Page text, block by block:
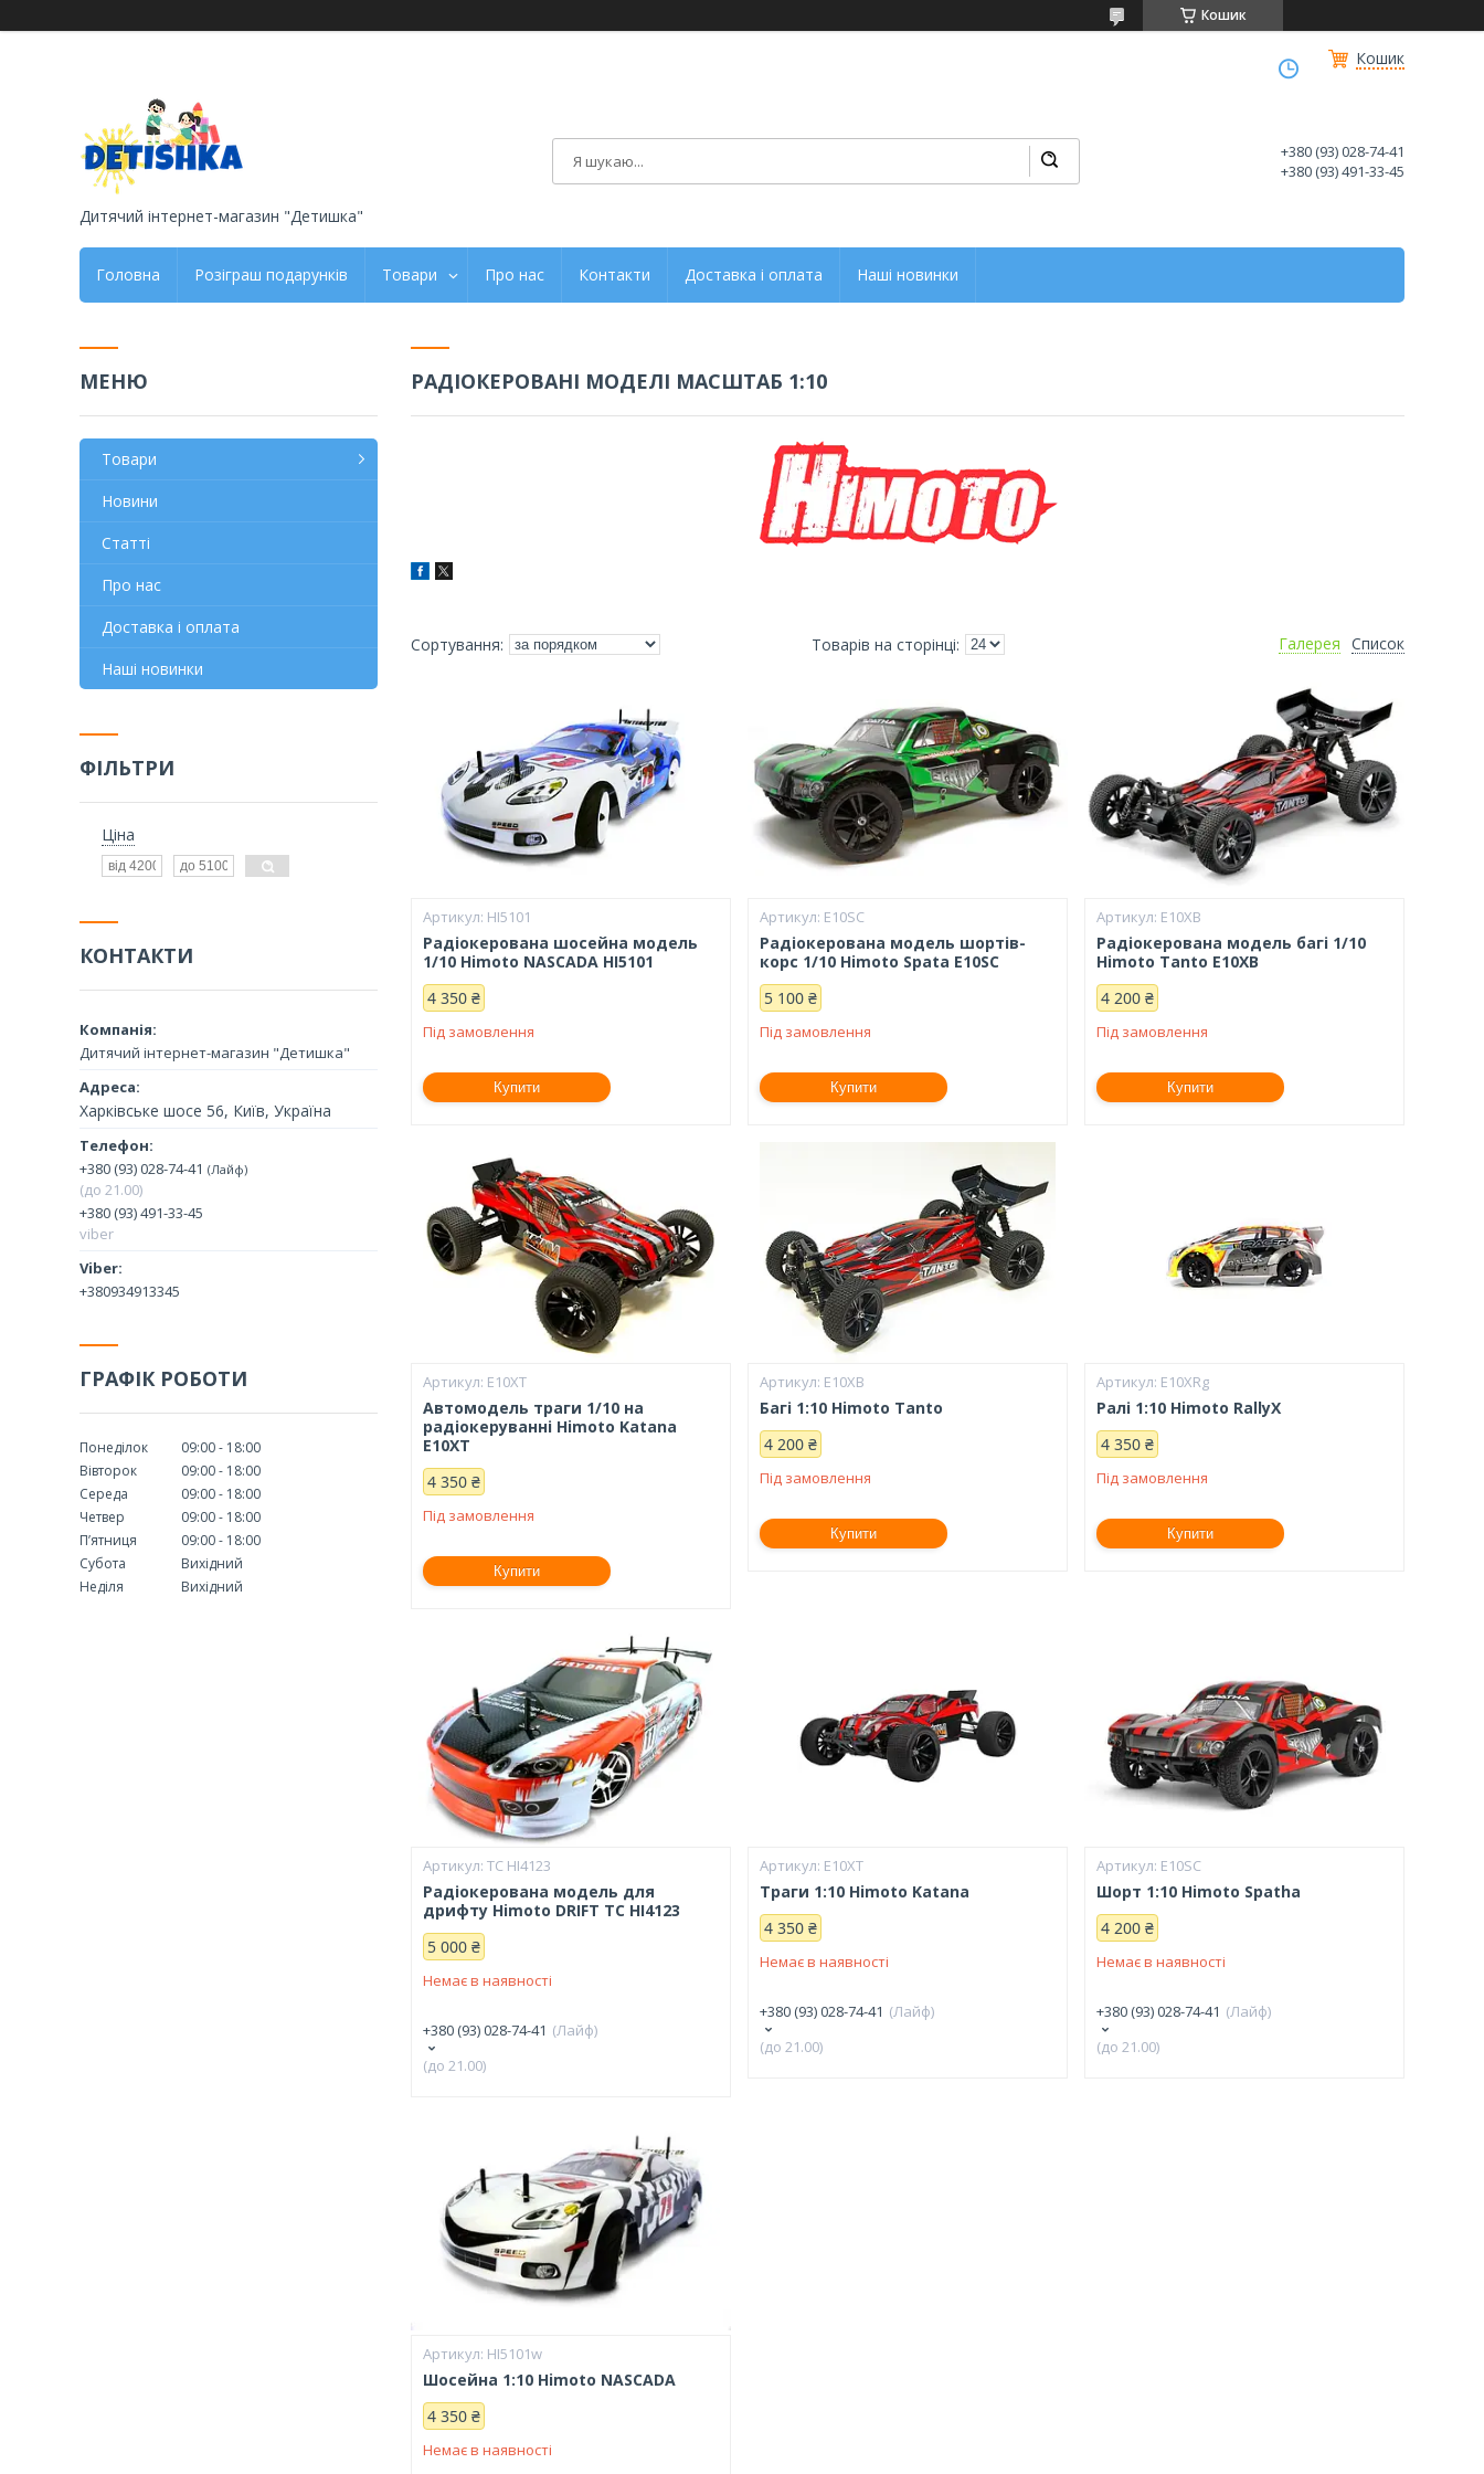
Кошик
Кошик
Дитячий інтернет-магазин "Детишка"
+380 (93) 028-74-41
+380 (93) 491-33-45
Головна Розіграш подарунків Товари Про нас Контакти Доставка і оплата Наші новинки
РАДІОКЕРОВАНІ МОДЕЛІ МАСШТАБ 1:10
Галерея Список
HI5101
Радіокерована шосейна модель
1/10 Himoto NASCADA HI5101
4 350 ₴
Під замовлення
Купити
E10SC
Радіокерована модель шортів-
корс 1/10 Himoto Spata E10SC
5 100 ₴
Під замовлення
Купити
E10XB
Радіокерована модель багі 1/10
Himoto Tanto E10XB
4 200 ₴
Під замовлення
Купити
E10XT
Автомодель траги 1/10 на
радіокеруванні Himoto Katana
E10XT
4 350 ₴
Під замовлення
Купити
E10XB
Багі 1:10 Himoto Tanto
4 200 ₴
Під замовлення
Купити
E10XRg
Ралі 1:10 Himoto RallyX
4 350 ₴
Під замовлення
Купити
TC HI4123
Радіокерована модель для
дрифту Himoto DRIFT TC HI4123
5 000 ₴
Немає в наявності
+380 (93) 028-74-41
Лайф
(до 21.00)
E10XT
Траги 1:10 Himoto Katana
4 350 ₴
Немає в наявності
+380 (93) 028-74-41
Лайф
(до 21.00)
E10SC
Шорт 1:10 Himoto Spatha
4 200 ₴
Немає в наявності
+380 (93) 028-74-41
Лайф
(до 21.00)
HI5101w
Шосейна 1:10 Himoto NASCADA
4 350 ₴
Немає в наявності
Товари
Новини
Статті
Про нас
Доставка і оплата
Наші новинки
ФІЛЬТРИ
Ціна
КОНТАКТИ
Дитячий інтернет-магазин "Детишка"
Харківське шосе 56, Київ, Україна
+380 (93) 028-74-41 Лайф
(до 21.00)
+380 (93) 491-33-45
viber
+380934913345
ГРАФІК РОБОТИ
Понеділок 09:00
18:00
Вівторок
09:00
18:00
Середа
09:00
18:00
Четвер
09:00
18:00
Пʼятниця
09:00
18:00
Субота
Вихідний
Неділя
Вихідний